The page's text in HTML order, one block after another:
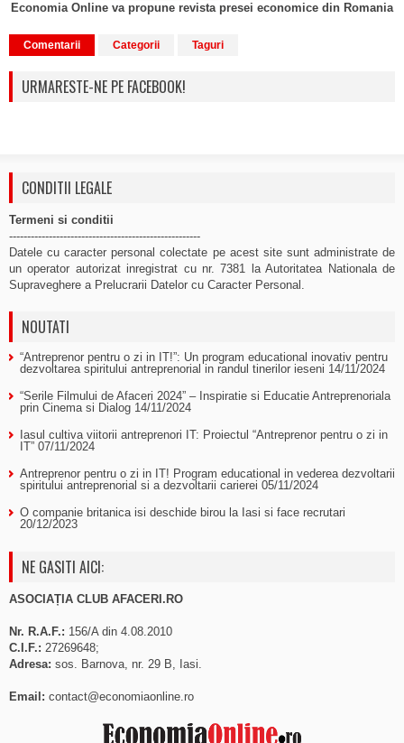
Economia Online va propune revista presei economice din Romania
Comentarii Categorii Taguri
URMARESTE-NE PE FACEBOOK!
CONDITII LEGALE
Termeni si conditii
-----------------------------------------------------
Datele cu caracter personal colectate pe acest site sunt administrate de
un operator autorizat inregistrat cu nr. 7381 la Autoritatea Nationala de
Supraveghere a Prelucrarii Datelor cu Caracter Personal.
NOUTATI
“Antreprenor pentru o zi in IT!”: Un program educational inovativ pentru
dezvoltarea spiritului antreprenorial in randul tinerilor ieseni 14/11/2024
“Serile Filmului de Afaceri 2024” – Inspiratie si Educatie Antreprenoriala
prin Cinema si Dialog 14/11/2024
Iasul cultiva viitorii antreprenori IT: Proiectul “Antreprenor pentru o zi in
IT” 07/11/2024
Antreprenor pentru o zi in IT! Program educational in vederea dezvoltarii
spiritului antreprenorial si a dezvoltarii carierei 05/11/2024
O companie britanica isi deschide birou la Iasi si face recrutari
20/12/2023
NE GASITI AICI:
ASOCIAȚIA CLUB AFACERI.RO
Nr. R.A.F.: 156/A din 4.08.2010
C.I.F.: 27269648;
Adresa: sos. Barnova, nr. 29 B, Iasi.
Email: contact@economiaonline.ro